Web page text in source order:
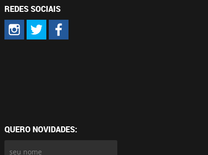
REDES SOCIAIS
QUERO NOVIDADES: